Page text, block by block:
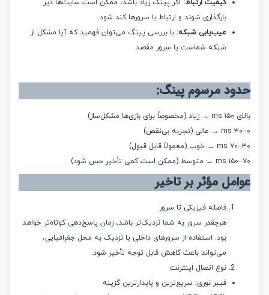
کیفیت ارتباط:اگر پینگ زیاد باشد، ممکن است سایت‌ها دیر
بارگذاری شوند و ارتباط با سرورها کند شود.
عیب‌یابی شبکه:با بررسی پینگ می‌توان فهمید که آیا مشکل از
شبکه شماست یا سرور مقصد.
مرسوم پینگ:
مؤثر بر تاخیر
فاصله فیزیکی تا سرور
هرچقدر سرور به شما نزدیک‌تر باشد، زمان پاسخ‌دهی کوتاه‌تر خواهد
بود. استفاده از سرورهای داخلی یا نزدیک به محل جغرافیایی،
می‌تواند باعث کاهش قابل توجه تأخیر شود.
نوع اتصال اینترنت
فیبر نوری: سریع‌ترین و پایدارترین گزینه